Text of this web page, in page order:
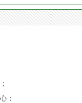
；